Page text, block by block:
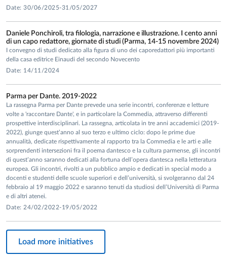
Date: 30/06/2025-31/05/2027
Daniele Ponchiroli, tra filologia, narrazione e illustrazione. I cento anni
di un capo redattore, giornate di studi (Parma, 14-15 novembre 2024)
I convegno di studi dedicato alla figura di uno dei caporedattori più importanti
della casa editrice Einaudi del secondo Novecento
Date: 14/11/2024
Parma per Dante. 2019-2022
La rassegna Parma per Dante prevede una serie incontri, conferenze e letture
volte a 'raccontare Dante', e in particolare la Commedia, attraverso differenti
prospettive interdisciplinari. La rassegna, articolata in tre anni accademici (2019-
2022), giunge quest’anno al suo terzo e ultimo ciclo: dopo le prime due
annualità, dedicate rispettivamente al rapporto tra la Commedia e le arti e alle
sorprendenti intersezioni fra il poema dantesco e la cultura parmense, gli incontri
di quest’anno saranno dedicati alla fortuna dell’opera dantesca nella letteratura
europea. Gli incontri, rivolti a un pubblico ampio e dedicati in special modo a
docenti e studenti delle scuole superiori e dell’università, si svolgeranno dal 24
febbraio al 19 maggio 2022 e saranno tenuti da studiosi dell’Università di Parma
e di altri atenei.
Date: 24/02/2022-19/05/2022
Load more initiatives